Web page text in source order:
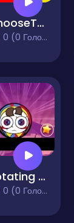
ChooseTheColor
0 (0 Голосів)
Rotating Pomni
0 (0 Голосів)